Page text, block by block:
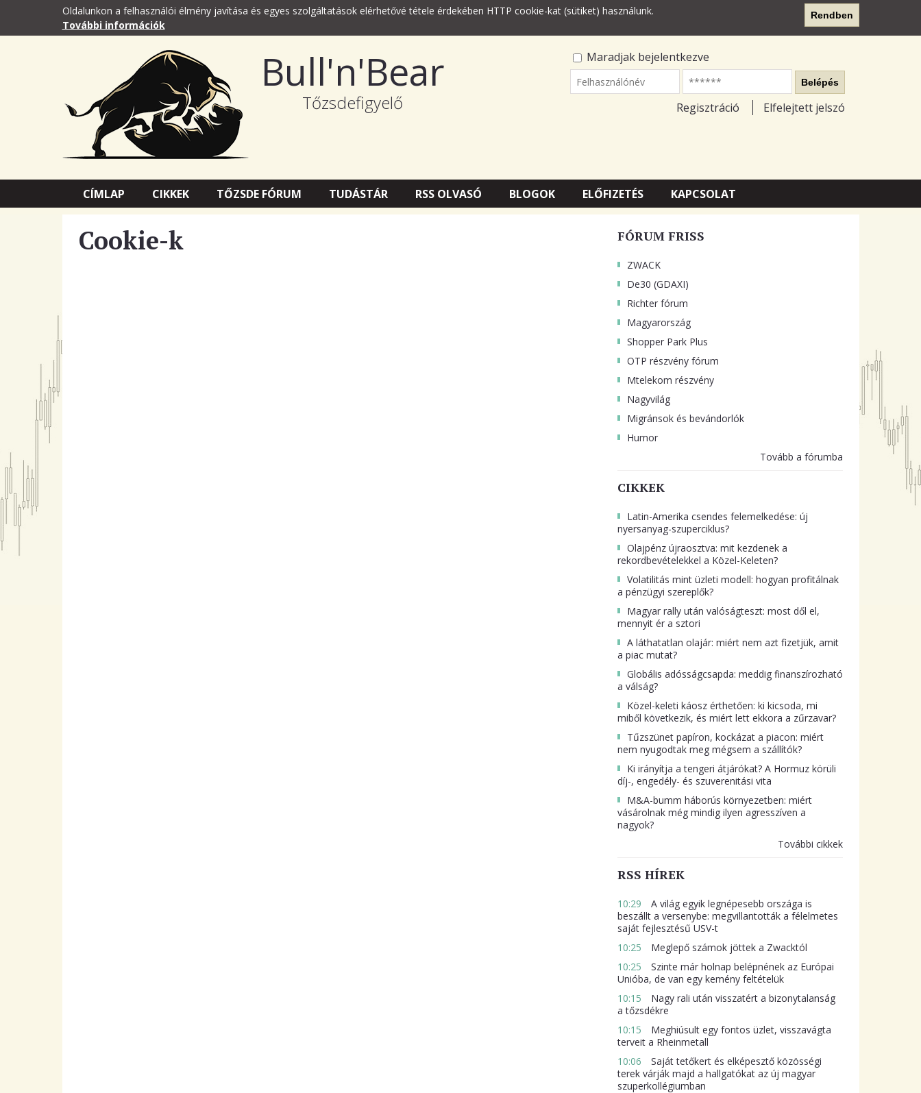
Oldalunkon a felhasználói élmény javítása és egyes szolgáltatások elérhetővé tétele érdekében HTTP cookie-kat (sütiket) használunk.
További információk
Rendben
Bull'n'Bear
Tőzsdefigyelő
Maradjak bejelentkezve
Felhasználónév
Belépés
Regisztráció Elfelejtett jelszó
CÍMLAP CIKKEK TŐZSDE FÓRUM TUDÁSTÁR RSS OLVASÓ BLOGOK ELŐFIZETÉS KAPCSOLAT
Cookie-k FÓRUM FRISS
ZWACK
De30 (GDAXI)
Richter fórum
Magyarország
Shopper Park Plus
OTP részvény fórum
Mtelekom részvény
Nagyvilág
Migránsok és bevándorlók
Humor
Tovább a fórumba
CIKKEK
Latin-Amerika csendes felemelkedése: új
nyersanyag-szuperciklus?
Olajpénz újraosztva: mit kezdenek a
rekordbevételekkel a Közel-Keleten?
Volatilitás mint üzleti modell: hogyan profitálnak
a pénzügyi szereplők?
Magyar rally után valóságteszt: most dől el,
mennyit ér a sztori
A láthatatlan olajár: miért nem azt fizetjük, amit
a piac mutat?
Globális adósságcsapda: meddig finanszírozható
a válság?
Közel-keleti káosz érthetően: ki kicsoda, mi
miből következik, és miért lett ekkora a zűrzavar?
Tűzszünet papíron, kockázat a piacon: miért
nem nyugodtak meg mégsem a szállítók?
Ki irányítja a tengeri átjárókat? A Hormuz körüli
díj-, engedély- és szuverenitási vita
M&A-bumm háborús környezetben: miért
vásárolnak még mindig ilyen agresszíven a
nagyok?
További cikkek
RSS HÍREK
10:29
A világ egyik legnépesebb országa is
beszállt a versenybe: megvillantották a félelmetes
saját fejlesztésű USV-t
10:25
Meglepő számok jöttek a Zwacktól
10:25
Szinte már holnap belépnének az Európai
Unióba, de van egy kemény feltételük
10:15
Nagy rali után visszatért a bizonytalanság
a tőzsdékre
10:15
Meghiúsult egy fontos üzlet, visszavágta
terveit a Rheinmetall
10:06
Saját tetőkert és elképesztő közösségi
terek várják majd a hallgatókat az új magyar
szuperkollégiumban